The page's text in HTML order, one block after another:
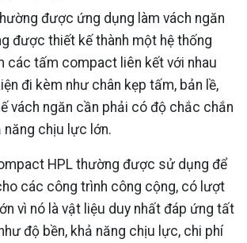
được ứng dụng làm vách ngăn
được thiết kế thành một hệ thống
các tấm compact liên kết với nhau
đi kèm như chân kẹp tấm, bản lề,
vách ngăn cần phải có độ chắc chắn
năng chịu lực lớn.
HPL thường được sử dụng để
các công trình công cộng, có lượt
vì nó là vật liệu duy nhất đáp ứng tất
độ bền, khả năng chịu lực, chi phí